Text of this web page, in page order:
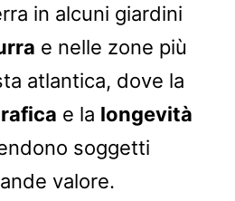
in alcuni giardini
e nelle zone più
atlantica, dove la
e la longevità
soggetti
valore.